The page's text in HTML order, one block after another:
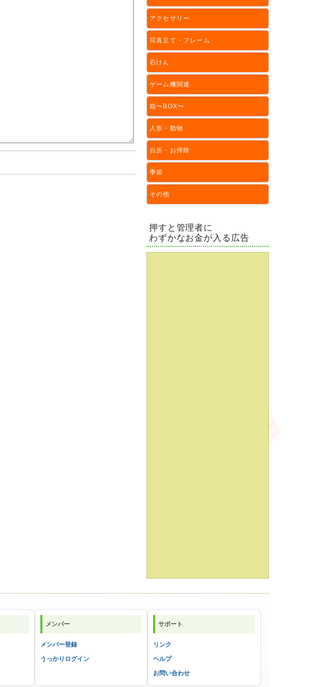
アクセサリー
写真立て・フレーム
石けん
ゲーム機関連
箱〜BOX〜
人形・動物
台所・お掃除
季節
その他
押すと管理者に
わずかなお金が入る広告
メンバー
メンバー登録
うっかりログイン
サポート
リンク
ヘルプ
お問い合わせ